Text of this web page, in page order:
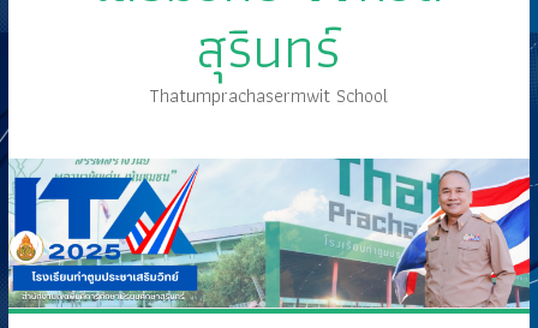
สุรินทร์
Thatumprachasermwit School